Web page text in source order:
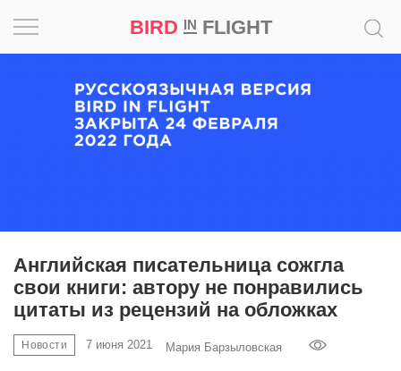
BIRD INFLIGHT
Английская писательница сожгла
свои книги: автору не понравились
цитаты из рецензий на обложках
Новости 7 июня 2021 Мария Барзыловская